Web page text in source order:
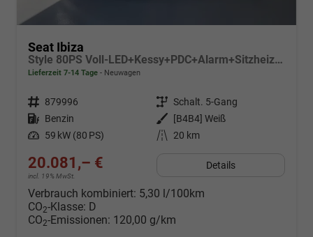
Seat Ibiza
Style 80PS Voll-LED+Kessy+PDC+Alarm+Sitzheizung+Kamera+App-Connect
Lieferzeit 7-14 Tage Neuwagen
Fahrzeugnr. 879996 Getriebe Schalt. 5-Gang
Kraftstoff Benzin Außenfarbe
[B4B4] Weiß
Leistung 59 kW (80 PS) Kilometerstand 20 km
20.081,– €
incl. 19% MwSt.
Details
Verbrauch kombiniert: 5,30 l/100km
CO2-Klasse: D
CO2-Emissionen: 120,00 g/km